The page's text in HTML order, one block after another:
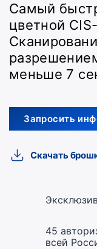
Самый
цветной
меньше 7
Запросить
Скачать
45
всей